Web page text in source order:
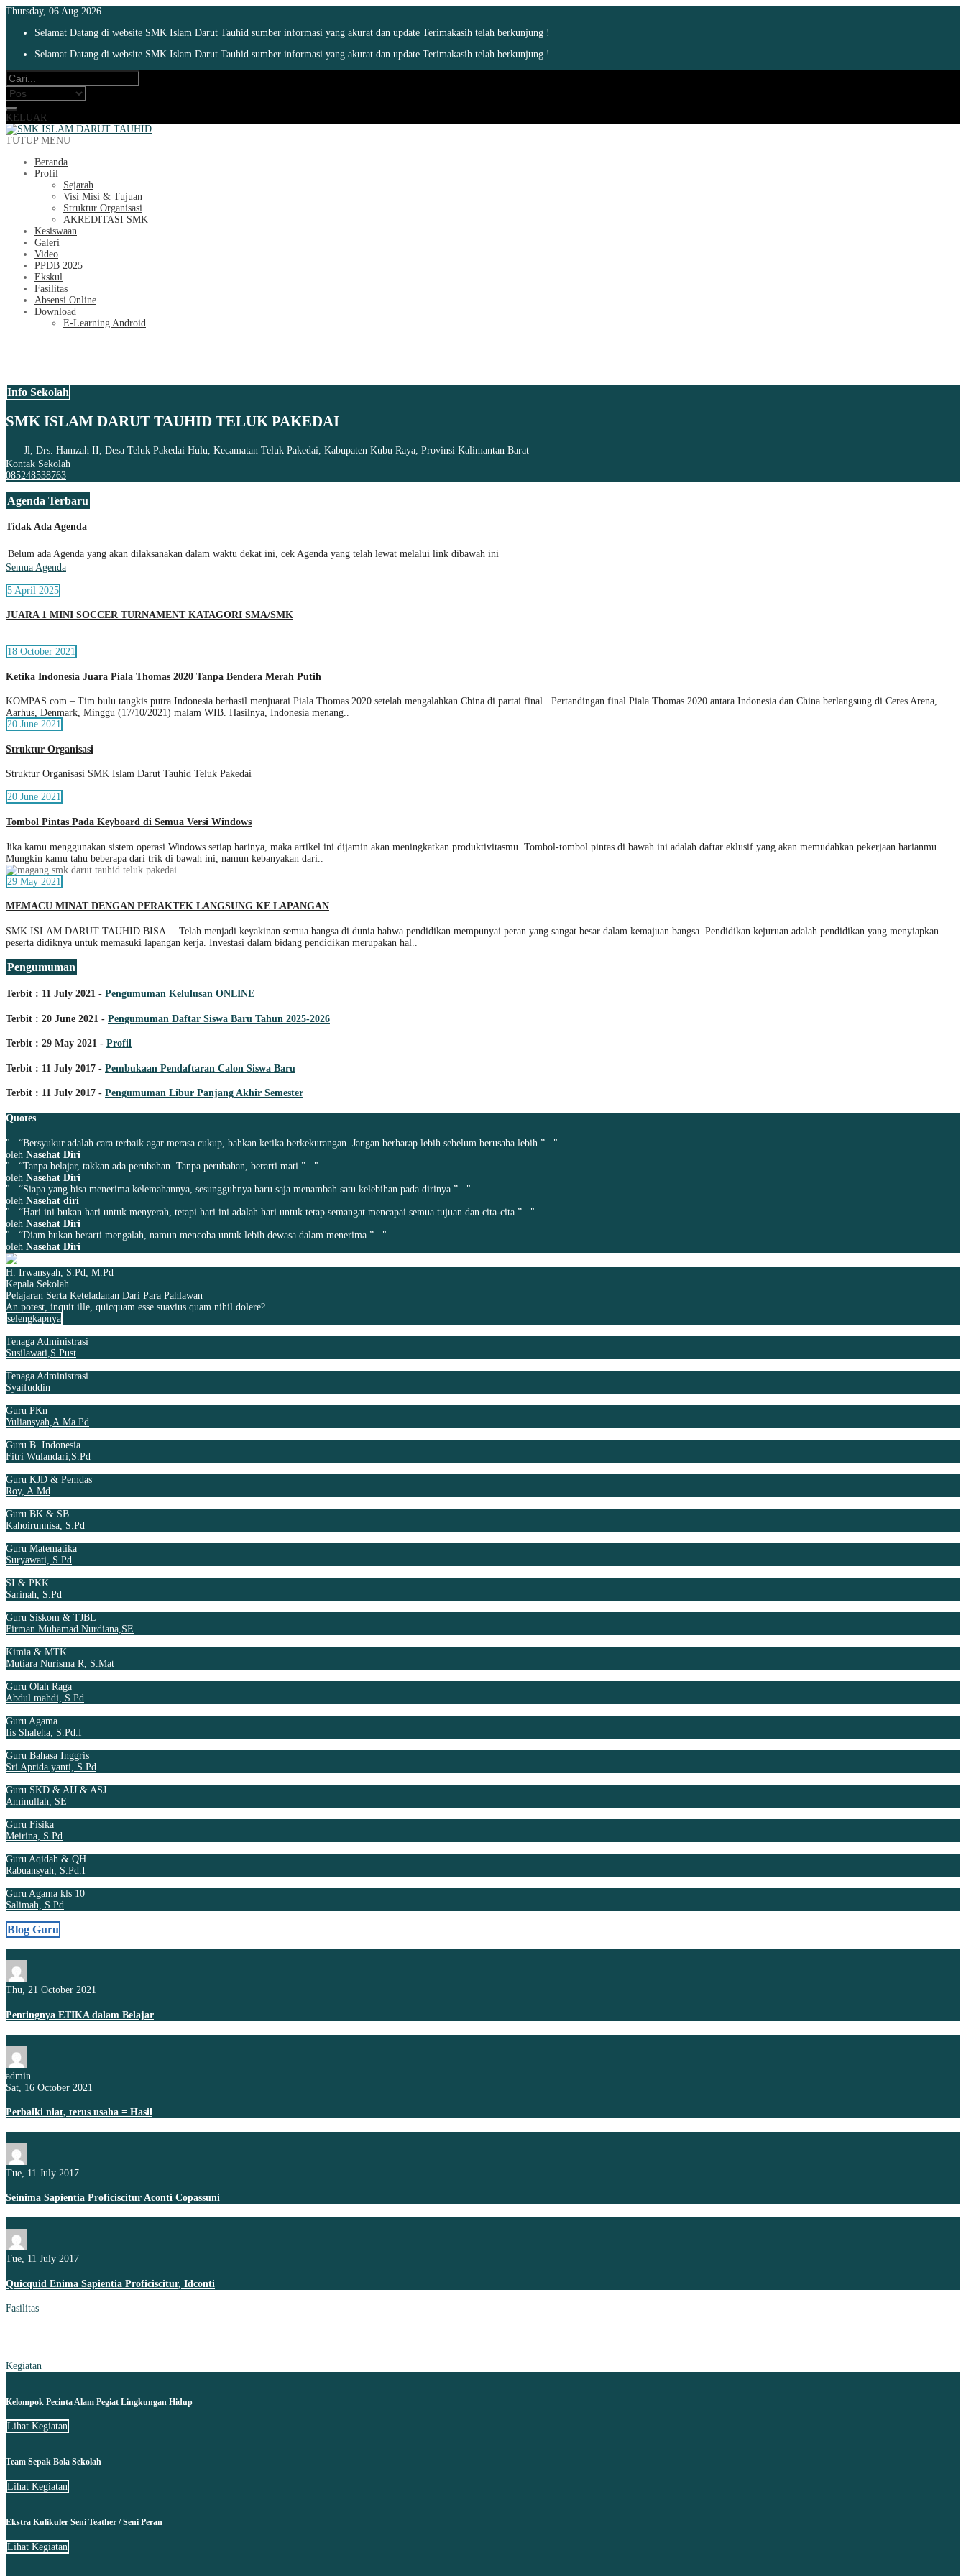
Thursday, 06 Aug 2026
Selamat Datang di website SMK Islam Darut Tauhid sumber informasi yang akurat dan update Terimakasih telah berkunjung !
Selamat Datang di website SMK Islam Darut Tauhid sumber informasi yang akurat dan update Terimakasih telah berkunjung !
KELUAR
TUTUP MENU
Beranda
Profil
Sejarah
Visi Misi & Tujuan
Struktur Organisasi
AKREDITASI SMK
Kesiswaan
Galeri
Video
PPDB 2025
Ekskul
Fasilitas
Absensi Online
Download
E-Learning Android
Info Sekolah
SMK ISLAM DARUT TAUHID TELUK PAKEDAI
Jl, Drs. Hamzah II, Desa Teluk Pakedai Hulu, Kecamatan Teluk Pakedai, Kabupaten Kubu Raya, Provinsi Kalimantan Barat
Kontak Sekolah
085248538763
Agenda Terbaru
Tidak Ada Agenda
Belum ada Agenda yang akan dilaksanakan dalam waktu dekat ini, cek Agenda yang telah lewat melalui link dibawah ini
Semua Agenda
5 April 2025
JUARA 1 MINI SOCCER TURNAMENT KATAGORI SMA/SMK
18 October 2021
Ketika Indonesia Juara Piala Thomas 2020 Tanpa Bendera Merah Putih
KOMPAS.com – Tim bulu tangkis putra Indonesia berhasil menjuarai Piala Thomas 2020 setelah mengalahkan China di partai final. Pertandingan final Piala Thomas 2020 antara Indonesia dan China berlangsung di Ceres Arena,
Aarhus, Denmark, Minggu (17/10/2021) malam WIB. Hasilnya, Indonesia menang..
20 June 2021
Struktur Organisasi
Struktur Organisasi SMK Islam Darut Tauhid Teluk Pakedai
20 June 2021
Tombol Pintas Pada Keyboard di Semua Versi Windows
Jika kamu menggunakan sistem operasi Windows setiap harinya, maka artikel ini dijamin akan meningkatkan produktivitasmu. Tombol-tombol pintas di bawah ini adalah daftar eklusif yang akan memudahkan pekerjaan harianmu.
Mungkin kamu tahu beberapa dari trik di bawah ini, namun kebanyakan dari..
29 May 2021
MEMACU MINAT DENGAN PERAKTEK LANGSUNG KE LAPANGAN
SMK ISLAM DARUT TAUHID BISA… Telah menjadi keyakinan semua bangsa di dunia bahwa pendidikan mempunyai peran yang sangat besar dalam kemajuan bangsa. Pendidikan kejuruan adalah pendidikan yang menyiapkan
peserta didiknya untuk memasuki lapangan kerja. Investasi dalam bidang pendidikan merupakan hal..
Pengumuman
Terbit : 11 July 2021 - Pengumuman Kelulusan ONLINE
Terbit : 20 June 2021 - Pengumuman Daftar Siswa Baru Tahun 2025-2026
Terbit : 29 May 2021 - Profil
Terbit : 11 July 2017 - Pembukaan Pendaftaran Calon Siswa Baru
Terbit : 11 July 2017 - Pengumuman Libur Panjang Akhir Semester
Quotes
"...“Bersyukur adalah cara terbaik agar merasa cukup, bahkan ketika berkekurangan. Jangan berharap lebih sebelum berusaha lebih.”..."
oleh Nasehat Diri
"...“Tanpa belajar, takkan ada perubahan. Tanpa perubahan, berarti mati.”..."
oleh Nasehat Diri
"...“Siapa yang bisa menerima kelemahannya, sesungguhnya baru saja menambah satu kelebihan pada dirinya.”..."
oleh Nasehat diri
"...“Hari ini bukan hari untuk menyerah, tetapi hari ini adalah hari untuk tetap semangat mencapai semua tujuan dan cita-cita.”..."
oleh Nasehat Diri
"...“Diam bukan berarti mengalah, namun mencoba untuk lebih dewasa dalam menerima.”..."
oleh Nasehat Diri
H. Irwansyah, S.Pd, M.Pd
Kepala Sekolah
Pelajaran Serta Keteladanan Dari Para Pahlawan
An potest, inquit ille, quicquam esse suavius quam nihil dolere?..
selengkapnya
Tenaga Administrasi
Susilawati,S.Pust
Tenaga Administrasi
Syaifuddin
Guru PKn
Yuliansyah,A.Ma.Pd
Guru B. Indonesia
Fitri Wulandari,S.Pd
Guru KJD & Pemdas
Roy, A.Md
Guru BK & SB
Kahoirunnisa, S.Pd
Guru Matematika
Suryawati, S.Pd
SI & PKK
Sarinah, S.Pd
Guru Siskom & TJBL
Firman Muhamad Nurdiana,SE
Kimia & MTK
Mutiara Nurisma R, S.Mat
Guru Olah Raga
Abdul mahdi, S.Pd
Guru Agama
Iis Shaleha, S.Pd.I
Guru Bahasa Inggris
Sri Aprida yanti, S.Pd
Guru SKD & AIJ & ASJ
Aminullah, SE
Guru Fisika
Meirina, S.Pd
Guru Aqidah & QH
Rabuansyah, S.Pd.I
Guru Agama kls 10
Salimah, S.Pd
Blog Guru
Thu, 21 October 2021
Pentingnya ETIKA dalam Belajar
admin
Sat, 16 October 2021
Perbaiki niat, terus usaha = Hasil
Tue, 11 July 2017
Seinima Sapientia Proficiscitur Aconti Copassuni
Tue, 11 July 2017
Quicquid Enima Sapientia Proficiscitur, Idconti
Fasilitas
Kegiatan
Kelompok Pecinta Alam Pegiat Lingkungan Hidup
Lihat Kegiatan
Team Sepak Bola Sekolah
Lihat Kegiatan
Ekstra Kulikuler Seni Teather / Seni Peran
Lihat Kegiatan